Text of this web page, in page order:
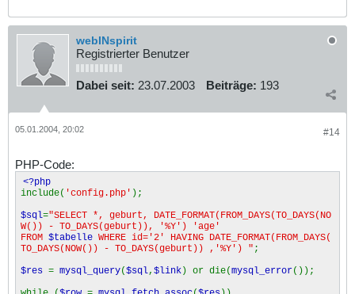
webINspirit
Registrierter Benutzer
Dabei seit: 23.07.2003 Beiträge: 193
#14
05.01.2004, 20:02
PHP-Code:
<?php
include( 'config.php' );
$sql="SELECT *, geburt, DATE_FORMAT(FROM_DAYS(TO_DAYS(NO
W()) - TO_DAYS(geburt)), '%Y') 'age'
FROM $tabelle WHERE id='2' HAVING DATE_FORMAT(FROM_DAYS(
TO_DAYS(NOW()) - TO_DAYS(geburt)) ,'%Y') " ;
$res = mysql_query($sql, $link) or die(mysql_error());